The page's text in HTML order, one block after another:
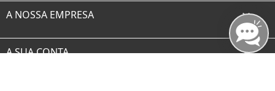
A NOSSA EMPRESA 
A SUA CONTA 